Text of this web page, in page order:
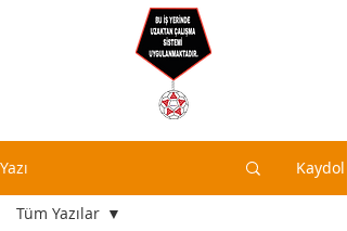
Yazı Kaydol
Tüm Yazılar